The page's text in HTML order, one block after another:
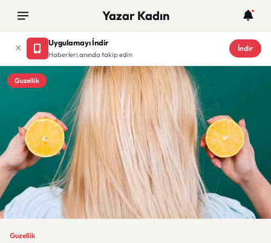
Yazar Kadın
Uygulamayı İndir
Haberleri anında takip edin
İndir
Guzellik
Guzellik